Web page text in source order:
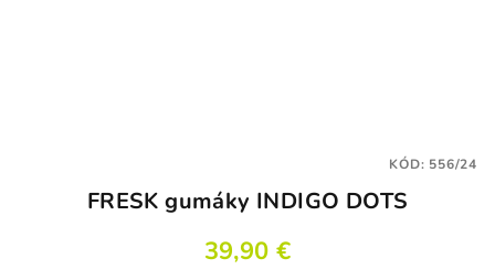
FRESK gumáky INDIGO DOTS
39,90 €
KÓD: 556/24